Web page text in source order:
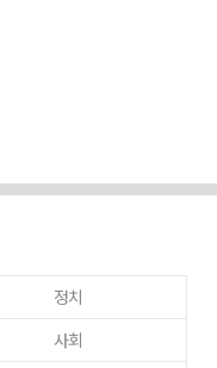
정치
사회